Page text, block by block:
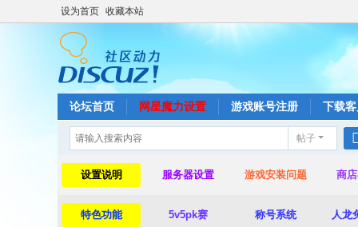
设为首页 收藏本站
论坛首页 网星魔力设置 游戏账号注册 下载
帖子
设置说明 服务器设置 游戏安装问题 商
特色功能 5v5pk赛 称号系统 人龙